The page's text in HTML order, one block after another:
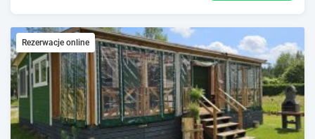
Rezerwacje online